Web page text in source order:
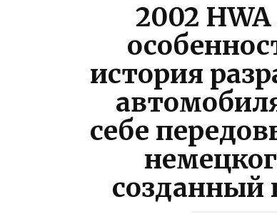
2002
история
себе
созданный